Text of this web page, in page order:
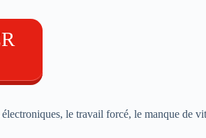
le travail forcé, le manque de